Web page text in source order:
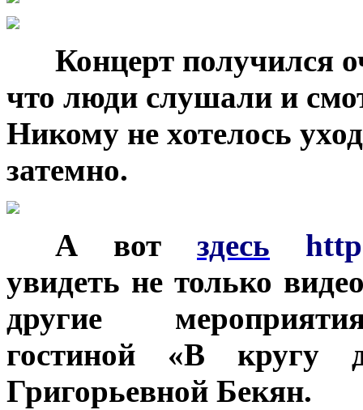
Концерт получился
что люди слушали и
Никому не хотелось
затемно.
А вот здесь
увидеть не только
другие
гостиной «В кругу
Григорьевной Бекян.